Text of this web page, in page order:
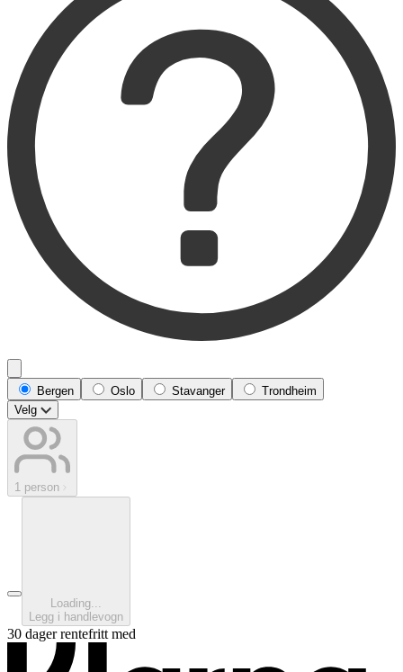
Bergen Oslo Stavanger
Trondheim
Velg
1 person
Loading...
Legg i handlevogn
30 dager rentefritt med